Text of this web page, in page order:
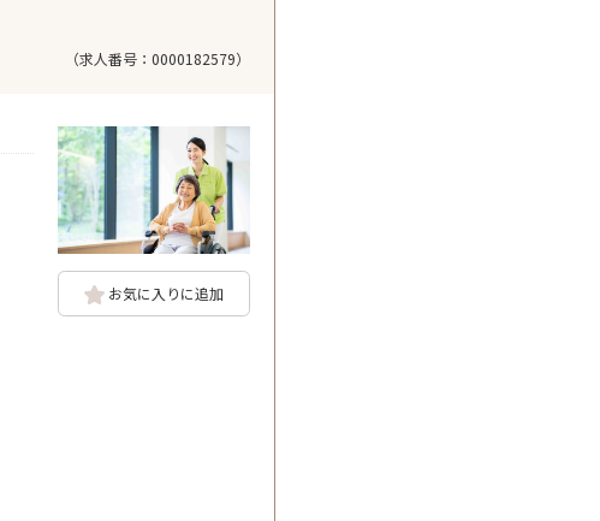
（求人番号：0000182579）
お気に入りに追加